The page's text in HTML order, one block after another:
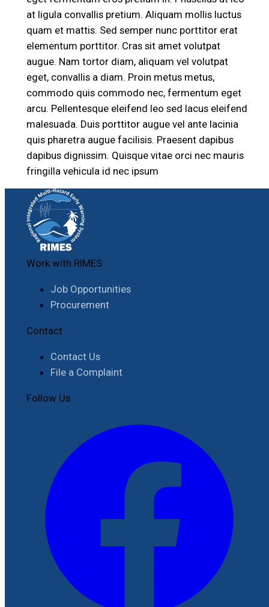
at ligula convallis pretium. Aliquam mollis luctus
quam et mattis. Sed semper nunc porttitor erat
elementum porttitor. Cras sit amet volutpat
augue. Nam tortor diam, aliquam vel volutpat
eget, convallis a diam. Proin metus metus,
commodo quis commodo nec, fermentum eget
arcu. Pellentesque eleifend leo sed lacus eleifend
malesuada. Duis porttitor augue vel ante lacinia
quis pharetra augue facilisis. Praesent dapibus
dapibus dignissim. Quisque vitae orci nec mauris
fringilla vehicula id nec ipsum
Work with RIMES
Job Opportunities
Procurement
Contact
Contact Us
File a Complaint
Follow Us